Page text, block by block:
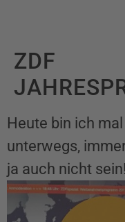
ZDF
Heute bin ich
unterwegs,
ja auch nicht sein!